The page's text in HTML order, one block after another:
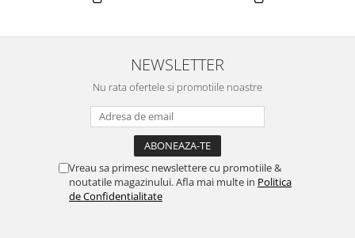
NEWSLETTER
Nu rata ofertele si promotiile noastre
Vreau sa primesc newslettere cu promotiile &
noutatile magazinului. Afla mai multe in Politica
de Confidentialitate